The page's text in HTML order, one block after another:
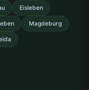
Eisleben
Magdeburg